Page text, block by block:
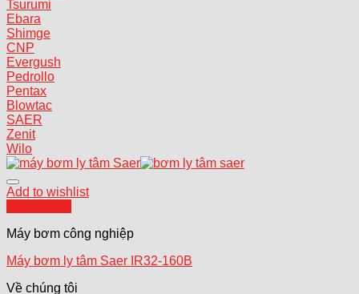
Tsurumi
Ebara
Shimge
CNP
Evergush
Pedrollo
Pentax
Blowtac
SAER
Zenit
Wilo
Add to wishlist
Máy bơm công nghiệp
Máy bơm ly tâm Saer IR32-160B
Về chúng tôi